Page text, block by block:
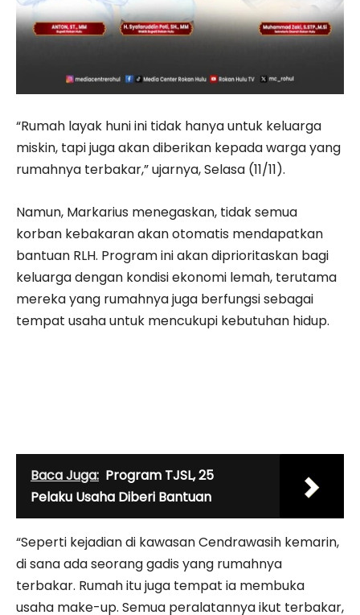
“Rumah layak huni ini tidak hanya untuk keluarga
miskin, tapi juga akan diberikan kepada warga yang
rumahnya terbakar,” ujarnya, Selasa (11/11).
Namun, Markarius menegaskan, tidak semua
korban kebakaran akan otomatis mendapatkan
bantuan RLH. Program ini akan diprioritaskan bagi
keluarga dengan kondisi ekonomi lemah, terutama
mereka yang rumahnya juga berfungsi sebagai
tempat usaha untuk mencukupi kebutuhan hidup.
Baca Juga: Program TJSL, 25
Pelaku Usaha Diberi Bantuan
“Seperti kejadian di kawasan Cendrawasih kemarin,
di sana ada seorang gadis yang rumahnya
terbakar. Rumah itu juga tempat ia membuka
usaha make-up. Semua peralatannya ikut terbakar,